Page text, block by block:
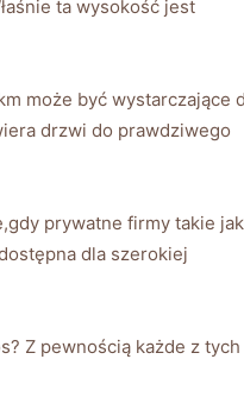
ta wysokość jest
może być wystarczające
drzwi do prawdziwego
prywatne firmy takie jak
dla szerokiej
Z pewnością każde z tych